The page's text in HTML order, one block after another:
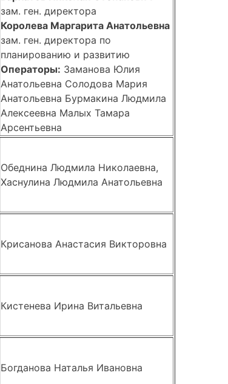
зам. ген. директора
Королева Маргарита Анатольевна
зам. ген. директора по
планированию и развитию
Операторы: Заманова Юлия
Анатольевна Солодова Мария
Анатольевна Бурмакина Людмила
Алексеевна Малых Тамара
Арсентьевна
Обеднина Людмила Николаевна,
Хаснулина Людмила Анатольевна
Крисанова Анастасия Викторовна
Кистенева Ирина Витальевна
Богданова Наталья Ивановна